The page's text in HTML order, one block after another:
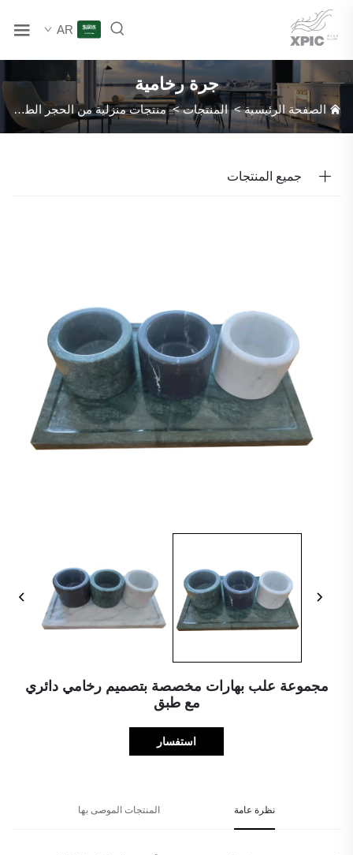
AR
جرة رخامية
الصفحة الرئيسية>المنتجات>منتجات منزلية من الحجر الطبيعي
جميع المنتجات
مجموعة علب بهارات مخصصة بتصميم رخامي دائري
مع طبق
استفسار
نظرة عامة المنتجات الموصى بها